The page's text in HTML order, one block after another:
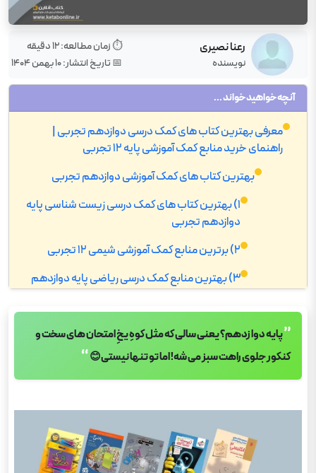
رعنا نصیری
نویسنده
⏱️ زمان مطالعه:12دقیقه
📅 تاریخ انتشار:۱۰ بهمن ۱۴۰۴
آنچه خواهید خواند ...
معرفی بهترین کتاب های کمک درسی دوازدهم تجربی |
راهنمای خرید منابع کمک آموزشی پایه 12 تجربی
بهترین کتاب های کمک آموزشی دوازدهم تجربی
1) بهترین کتاب های کمک درسی زیست شناسی پایه
دوازدهم تجربی
2) برترین منابع کمک آموزشی شیمی 12 تجربی
3) بهترین منابع کمک درسی ریاضی پایه دوازدهم
5) بهترین کتاب های کمک آموزشی زبان انگلیسی 3
6) برترین منابع کمک درسی عربی دوازدهم
7) بهترین کتاب های کمک آموزشی فارسی دوازدهم
8) برترین کتاب های کمک درسی دین و زندگی
دوازدهم
”پایه دوازدهم؟ یعنی سالی که مثل کوهِ یخِ امتحان های سخت و
کنکور جلوی راهت سبز می شه! اما تو تنها نیستی😊“